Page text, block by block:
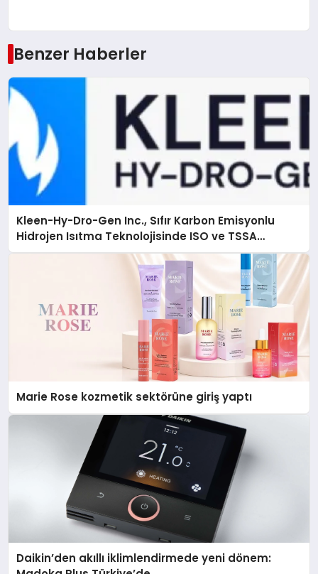
Benzer Haberler
Kleen-Hy-Dro-Gen Inc., Sıfır Karbon Emisyonlu
Hidrojen Isıtma Teknolojisinde ISO ve TSSA
Düzenleyici Onaylarını Aldı
Marie Rose kozmetik sektörüne giriş yaptı
Daikin’den akıllı iklimlendirmede yeni dönem: